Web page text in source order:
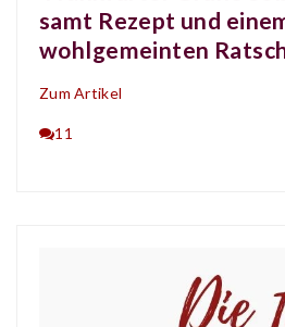
samt Rezept und
wohlgemeinten
Zum Artikel
11